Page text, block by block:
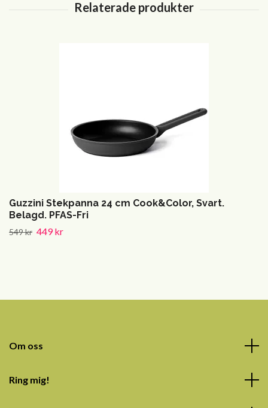
Guzzini Stekpanna 24 cm Cook&Color, Svart.
Belagd. PFAS-Fri
549 kr 449 kr
Om oss
Ring mig!